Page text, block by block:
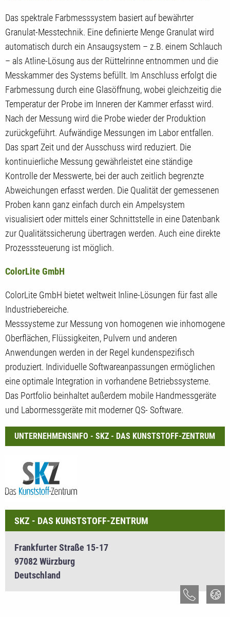
Das spektrale Farbmesssystem basiert auf bewährter
Granulat-Messtechnik. Eine definierte Menge Granulat wird
automatisch durch ein Ansaugsystem – z.B. einem Schlauch
– als Atline-Lösung aus der Rüttelrinne entnommen und die
Messkammer des Systems befüllt. Im Anschluss erfolgt die
Farbmessung durch eine Glasöffnung, wobei gleichzeitig die
Temperatur der Probe im Inneren der Kammer erfasst wird.
Nach der Messung wird die Probe wieder der Produktion
zurückgeführt. Aufwändige Messungen im Labor entfallen.
Das spart Zeit und der Ausschuss wird reduziert. Die
kontinuierliche Messung gewährleistet eine ständige
Kontrolle der Messwerte, bei der auch zeitlich begrenzte
Abweichungen erfasst werden. Die Qualität der gemessenen
Proben kann ganz einfach durch ein Ampelsystem
visualisiert oder mittels einer Schnittstelle in eine Datenbank
zur Qualitätssicherung übertragen werden. Auch eine direkte
Prozesssteuerung ist möglich.
ColorLite GmbH
ColorLite GmbH bietet weltweit Inline-Lösungen für fast alle
Industriebereiche.
Messsysteme zur Messung von homogenen wie inhomogene
Oberflächen, Flüssigkeiten, Pulvern und anderen
Anwendungen werden in der Regel kundenspezifisch
produziert. Individuelle Softwareanpassungen ermöglichen
eine optimale Integration in vorhandene Betriebssysteme.
Das Portfolio beinhaltet außerdem mobile Handmessgeräte
und Labormessgeräte mit moderner QS- Software.
UNTERNEHMENSINFO - SKZ - DAS KUNSTSTOFF-ZENTRUM
SKZ - DAS KUNSTSTOFF-ZENTRUM
Frankfurter Straße 15-17
97082 Würzburg
Deutschland